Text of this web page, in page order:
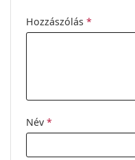
Nem:
Kód:
Hozzászólás *
Név *